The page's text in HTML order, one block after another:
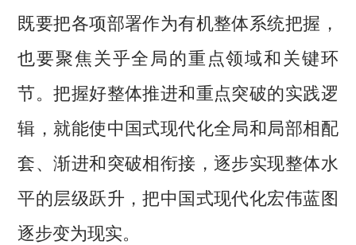
既要把各项部署作为有机整体系统把握，
也要聚焦关乎全局的重点领域和关键环
节。把握好整体推进和重点突破的实践逻
辑，就能使中国式现代化全局和局部相配
套、渐进和突破相衔接，逐步实现整体水
平的层级跃升，把中国式现代化宏伟蓝图
逐步变为现实。